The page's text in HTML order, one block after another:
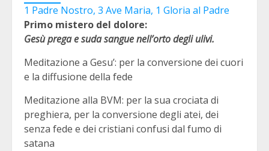
1 Padre Nostro, 3 Ave Maria, 1 Gloria al Padre
Primo mistero del dolore:
Gesù prega e suda sangue nell’orto degli ulivi.
Meditazione a Gesu’: per la conversione dei cuori
e la diffusione della fede
Meditazione alla BVM: per la sua crociata di
preghiera, per la conversione degli atei, dei
senza fede e dei cristiani confusi dal fumo di
satana